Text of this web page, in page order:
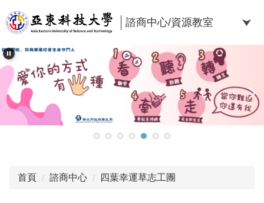
到
主
內
容
區
諮商中心/資源教室
首頁 諮商中心 四葉幸運草志工團